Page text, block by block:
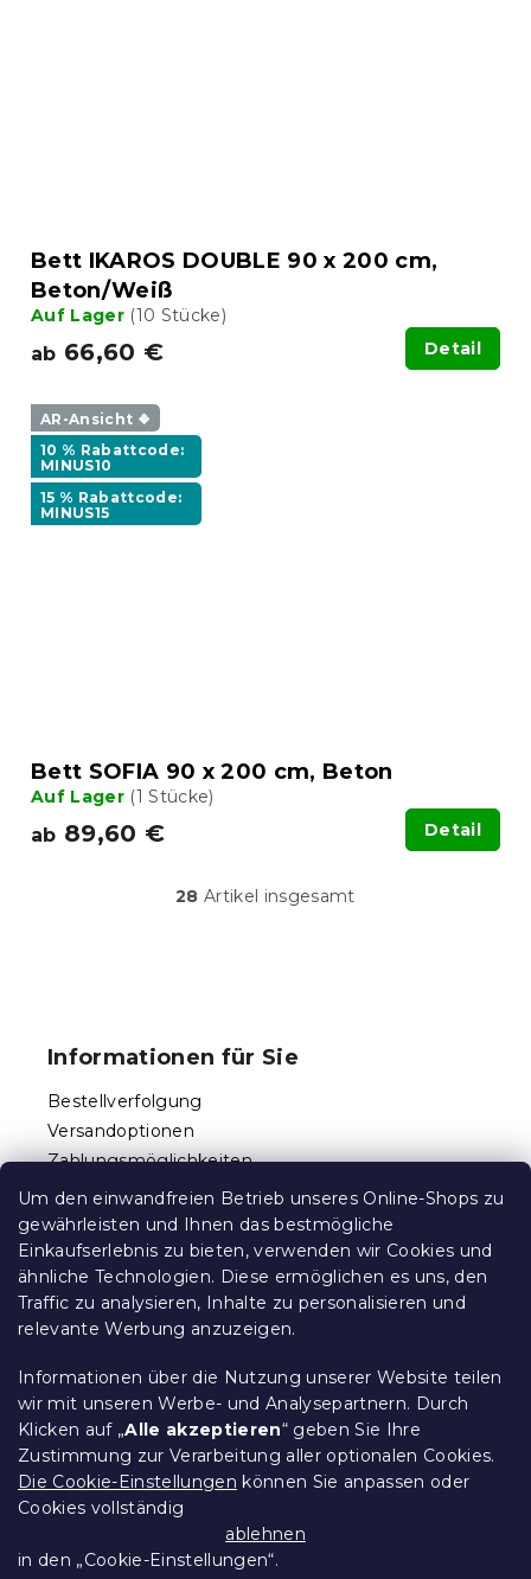
Um den einwandfreien Betrieb unseres Online-Shops zu
gewährleisten und Ihnen das bestmögliche
Einkaufserlebnis zu bieten, verwenden wir Cookies und
ähnliche Technologien. Diese ermöglichen es uns, den
Traffic zu analysieren, Inhalte zu personalisieren und
relevante Werbung anzuzeigen.
Informationen über die Nutzung unserer Website teilen
wir mit unseren Werbe- und Analysepartnern. Durch
Klicken auf „Alle akzeptieren“ geben Sie Ihre
Zustimmung zur Verarbeitung aller optionalen Cookies.
Die Cookie-Einstellungen können Sie anpassen oder
Cookies vollständig
ablehnen
in den „Cookie-Einstellungen“.
Bett IKAROS DOUBLE 90 x 200 cm,
Beton/Weiß
Auf Lager (10 Stücke)
ab 66,60 € Detail
AR-Ansicht ❖
10 % Rabattcode:
MINUS10
15 % Rabattcode:
MINUS15
Bett SOFIA 90 x 200 cm, Beton
Auf Lager (1 Stücke)
ab 89,60 € Detail
S
l
n
e
d
e
L
i
s
e
28 Artikel insgesamt
e
Informationen für Sie
Bestellverfolgung
Versandoptionen
Zahlungsmöglichkeiten
Reklamationen und Rücksendungen
Kontakt
Allgemeine Geschäftsbedingungen
Datenschutz
Ethischer Kodex
Für Partner
Impressum
Über uns
Treueprogramm - bis zu 10% Rabatt
Größentabellen